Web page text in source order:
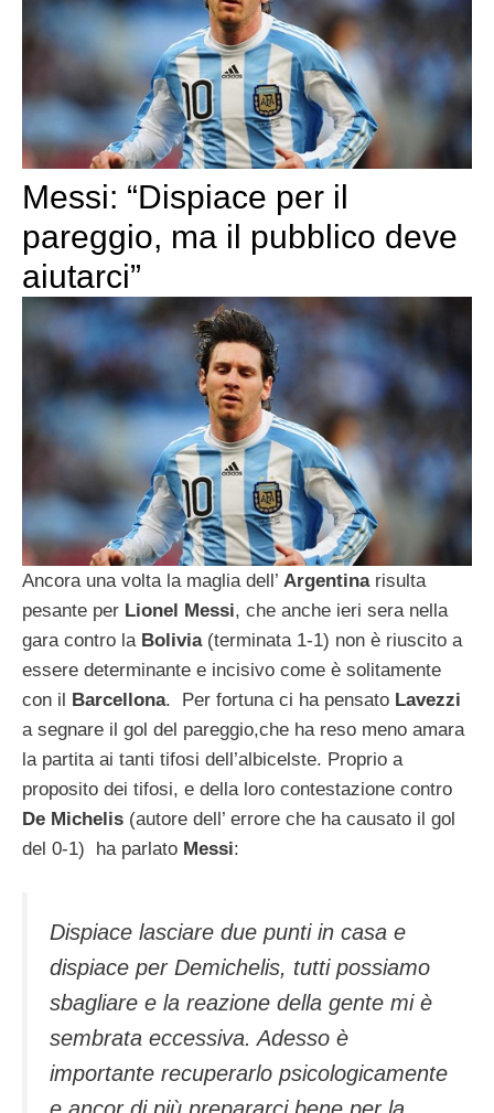
Messi: “Dispiace per il
pareggio, ma il pubblico deve
aiutarci”
Ancora una volta la maglia dell’ Argentinarisulta
pesante per Lionel Messi, che anche ieri sera nella
gara contro la Bolivia(terminata 1-1) non è riuscito a
essere determinante e incisivo come è solitamente
con il
Barcellona. Per fortuna ci ha pensato Lavezzi
a segnare il gol del pareggio,che ha reso meno amara
la partita ai tanti tifosi dell’albicelste. Proprio a
proposito dei tifosi, e della loro contestazione contro
De Michelis (autore dell’ errore che ha causato il gol
del 0-1) ha parlato Messi:
Dispiace lasciare due punti in casa e
dispiace per Demichelis, tutti possiamo
sbagliare e la reazione della gente mi è
sembrata eccessiva. Adesso è
importante recuperarlo psicologicamente